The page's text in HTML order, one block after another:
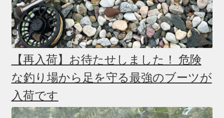
【再入荷】お待たせしました！ 危険
な釣り場から足を守る最強のブーツが
入荷です